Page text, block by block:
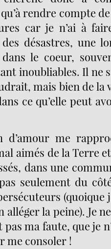
rendre compte
car je n’ai à
désastres, une
le coeur,
inoubliables. Il ne
mais bien de la
ce qu’elle peut
d’amour me
aimés de la Terre
dans une
seulement du
(quoique
alléger la peine). Je
pas ma faute, que je
me consoler !